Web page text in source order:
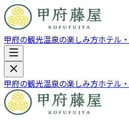
甲府の観光温泉の楽しみ方ホテル
甲府の観光温泉の楽しみ方ホテル